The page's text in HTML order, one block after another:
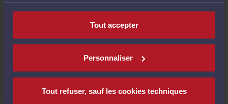
Tout accepter
Personnaliser
Tout refuser, sauf les cookies techniques
Procédure de contestation d'un licenciement pour inaptitude devant
+0 à 0% des sommes obtenues
Procédure de contestation d'un licenciement pour faute grave par le